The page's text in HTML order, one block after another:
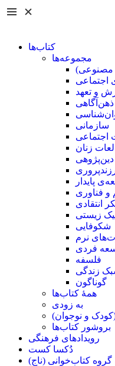
کتاب‌ها
مجموعه‌ها
مصنوعی)
اجتماعی
ذهن‌آگاهی
سازمانی
اجتماعی
زنان
دین‌پژوهی
پایدار
و فناوری
انتقادی
زیستی
شکوفایی
نرم
فردی
فلسفه
زندگی
گوناگون
همۀ کتاب‌ها
به زودی
و ‌نوجوان)
بروشور کتاب‌ها
رویدادهای فرهنگی
دُکسا کست
گروه کتاب‌خوانی (ناج)